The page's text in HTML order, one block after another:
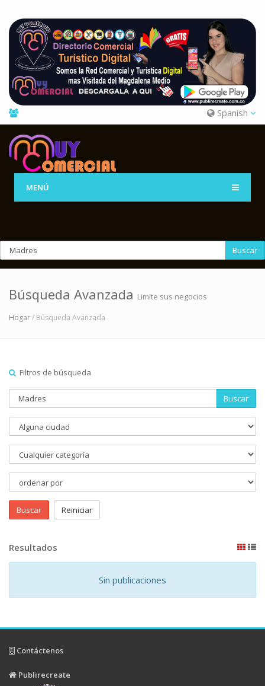
Spanish
MENÚ
Buscar
Búsqueda Avanzada Limite sus negocios
Hogar/ Búsqueda Avanzada
Filtros de búsqueda
Buscar
Buscar Reiniciar
Resultados
Sin publicaciones
Contáctenos
Publirecreate